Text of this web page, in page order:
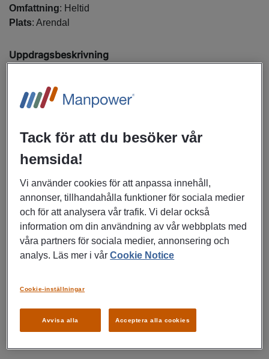
Omfattning: Heltid
Plats: Arendal
Uppdragsbeskrivning
dagliga transportverksamheten och fungerar som länken
mellan transportörer, mottagare och interna intressenter. Du
vid rätt tidpunkt och med hög servicenivå.
Arbetet omfattar koordinering av transporter via olika
transportslag, hantering av transportavvikelser samt
parter vid störningar i transportflödet. Du anpassar
transportplaner vid behov, organiserar express- och
returtransporter samt säkerställer och bokar
fartygskapacitet. Rollen innefattar även koordinering av
containerleveranser för importflöden samt stöd till terminal-
och cross-dockverksamhet.
logistikpartners för att utveckla processer, effektivisera
Leveransprecision, ledtider och kostnadsbesparingar är
viktiga mått för att mäta framgång i rollen.
Tack för att du besöker vår
hemsida!
Vi använder cookies för att anpassa innehåll,
annonser, tillhandahålla funktioner för sociala medier
och för att analysera vår trafik. Vi delar också
information om din användning av vår webbplats med
våra partners för sociala medier, annonsering och
analys. Läs mer i vårCookie Notice
Avvisa alla Acceptera alla cookies
Cookie-inställningar